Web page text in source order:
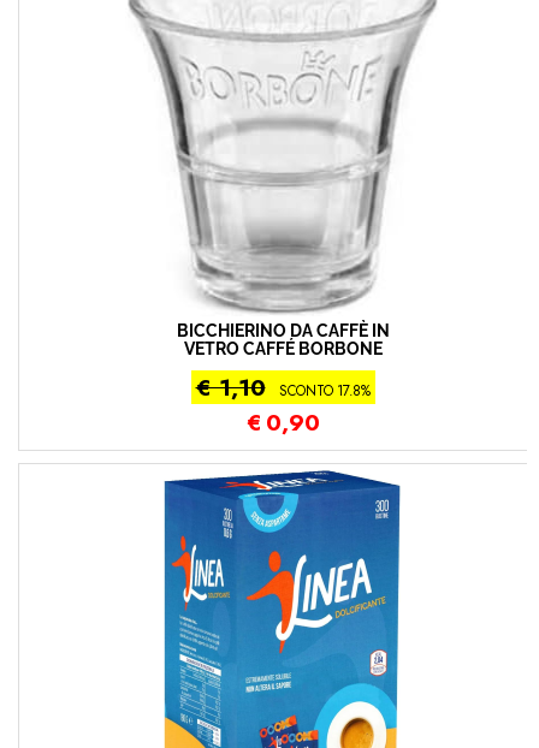
BICCHIERINO DA CAFFÈ IN
VETRO CAFFÉ BORBONE
€ 1,10 SCONTO 17.8%
€ 0,90